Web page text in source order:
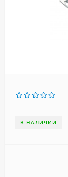
В НАЛИЧИИ